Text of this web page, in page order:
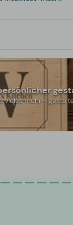
vieles mehr -